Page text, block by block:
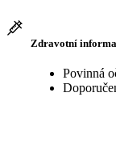
Zdravotní
Povinná